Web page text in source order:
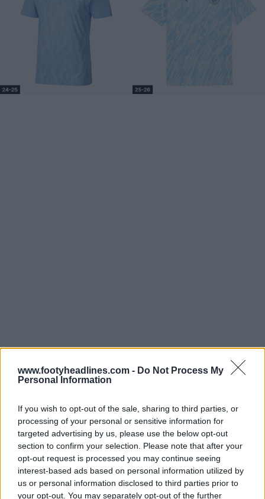
www.footyheadlines.com - Do Not Process My
Personal Information
If you wish to opt-out of the sale, sharing to third parties, or
processing of your personal or sensitive information for
targeted advertising by us, please use the below opt-out
section to confirm your selection. Please note that after your
opt-out request is processed you may continue seeing
interest-based ads based on personal information utilized by
us or personal information disclosed to third parties prior to
your opt-out. You may separately opt-out of the further
Maglia Manchester City 25-26 pre-partita